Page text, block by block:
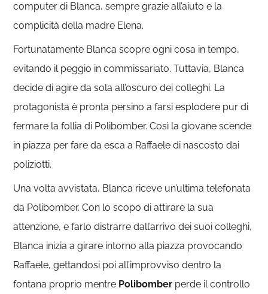
computer di Blanca, sempre grazie all’aiuto e la
complicità della madre Elena.
Fortunatamente Blanca scopre ogni cosa in tempo,
evitando il peggio in commissariato. Tuttavia, Blanca
decide di agire da sola all’oscuro dei colleghi. La
protagonista è pronta persino a farsi esplodere pur di
fermare la follia di Polibomber. Così la giovane scende
in piazza per fare da esca a Raffaele di nascosto dai
poliziotti.
Una volta avvistata, Blanca riceve un’ultima telefonata
da Polibomber. Con lo scopo di attirare la sua
attenzione, e farlo distrarre dall’arrivo dei suoi colleghi,
Blanca inizia a girare intorno alla piazza provocando
Raffaele, gettandosi poi all’improvviso dentro la
fontana proprio mentre Polibomber perde il controllo